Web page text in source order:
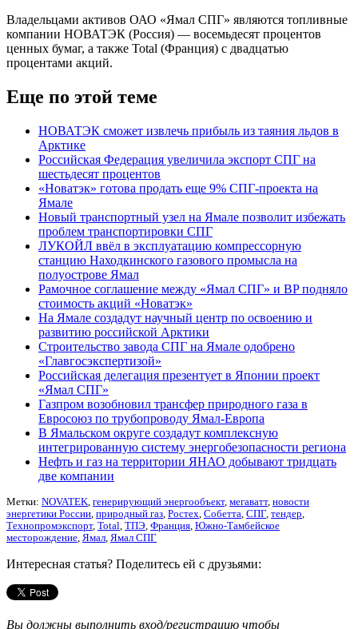
Владельцами активов ОАО «Ямал СПГ» являются топливные
компании НОВАТЭК (Россия) — восемьдесят процентов
ценных бумаг, а также Total (Франция) с двадцатью
процентами акций.
Еще по этой теме
НОВАТЭК сможет извлечь прибыль из таяния льдов в
Арктике
Российская Федерация увеличила экспорт СПГ на
шестьдесят процентов
«Новатэк» готова продать еще 9% СПГ-проекта на
Ямале
Новый транспортный узел на Ямале позволит избежать
проблем транспортировки СПГ
ЛУКОЙЛ ввёл в эксплуатацию компрессорную
станцию Находкинского газового промысла на
полуострове Ямал
Рамочное соглашение между «Ямал СПГ» и BP подняло
стоимость акций «Новатэк»
На Ямале создадут научный центр по освоению и
развитию российской Арктики
Строительство завода СПГ на Ямале одобрено
«Главгосэкспертизой»
Российская делегация презентует в Японии проект
«Ямал CПГ»
Газпром возобновил трансфер природного газа в
Евросоюз по трубопроводу Ямал-Европа
В Ямальском округе создадут комплексную
интегрированную систему энергобезопасности региона
Нефть и газ на территории ЯНАО добывают тридцать
две компании
Метки: NOVATEK генерирующий энергообъект, мегаватт, новости
энергетики России природный газ Ростех Собетта СПГ тендер
Технопромэкспорт, Тоtаl ТПЭ Франция Южно-Тамбейское
месторождение Ямал Ямал СПГ
Интересная статья? Поделитесь ей с друзьями:
Вы должны выполнить вход/регистрацию чтобы